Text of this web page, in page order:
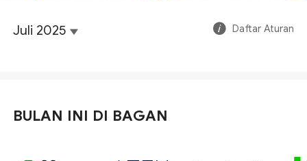
Juli 2025 Daftar Aturan
BULAN INI DI BAGAN